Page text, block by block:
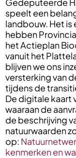
speelt een
landbouw. Het is
hebben
het Actieplan
vanuit het
blijven we ons
versterking van
tijdens de
De digitale kaart
waaraan de
de beschrijving
natuurwaarden
op:
kenmerken en